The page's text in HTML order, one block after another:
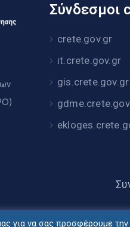
Σύνδεσμοι
crete.gov.gr
it.crete.gov.gr
gis.crete.gov.gr
για να σας προσφέρουμε την